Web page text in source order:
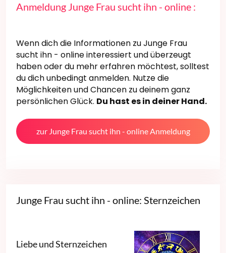
Anmeldung Junge Frau sucht ihn - online :
Wenn dich die Informationen zu Junge Frau
sucht ihn - online interessiert und überzeugt
haben oder du mehr erfahren möchtest, solltest
du dich unbedingt anmelden. Nutze die
Möglichkeiten und Chancen zu deinem ganz
persönlichen Glück. Du hast es in deiner Hand.
zur Junge Frau sucht ihn - online Anmeldung
Junge Frau sucht ihn - online: Sternzeichen
Liebe und Sternzeichen